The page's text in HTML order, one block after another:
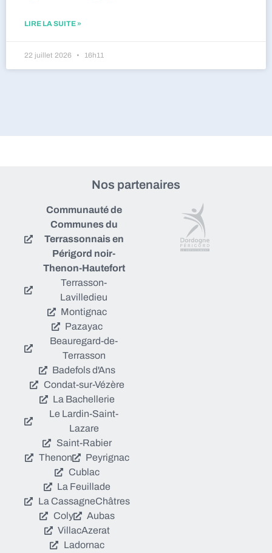
LIRE LA SUITE »
22 juillet 2026 16h11
Nos partenaires
Communauté de
Communes du
Terrassonnais en
Périgord noir-
Thenon-Hautefort
Terrasson-
Lavilledieu
Montignac
Pazayac
Beauregard-de-
Terrasson
Badefols d'Ans
Condat-sur-Vézère
La Bachellerie
Le Lardin-Saint-
Lazare
Saint-Rabier
Thenon
Peyrignac
Cublac
La Feuillade
La CassagneChâtres
Coly
Aubas
VillacAzerat
Ladornac